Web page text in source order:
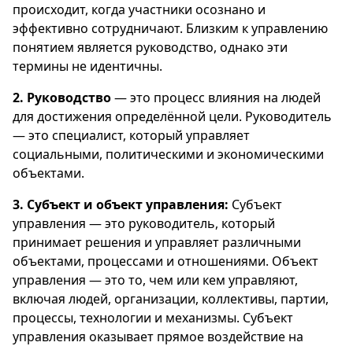
происходит, когда участники осознано и
эффективно сотрудничают. Близким к управлению
понятием является руководство, однако эти
термины не идентичны.
2. Руководство— это процесс влияния на людей
для достижения определённой цели. Руководитель
— это специалист, который управляет
социальными, политическими и экономическими
объектами.
3. Субъект и объект управления: Субъект
управления — это руководитель, который
принимает решения и управляет различными
объектами, процессами и отношениями. Объект
управления — это то, чем или кем управляют,
включая людей, организации, коллективы, партии,
процессы, технологии и механизмы. Субъект
управления оказывает прямое воздействие на